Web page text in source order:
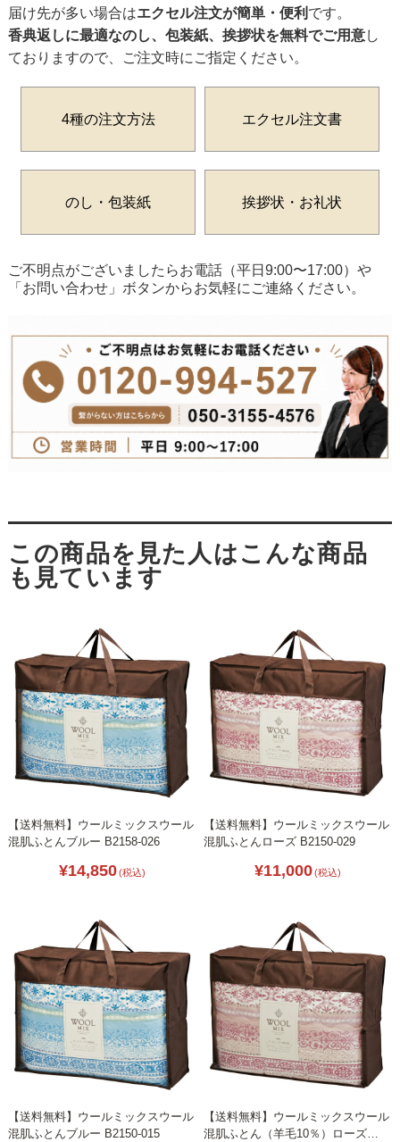
届け先が多い場合はエクセル注文が簡単・便利 です。
香典返しに最適なのし、包装紙、挨拶状を無料でご用意し
ておりますので、ご注文時にご指定ください。
4種の注文方法 エクセル注文書
のし・包装紙 挨拶状・お礼状
ご不明点がございましたらお電話（平日9:00〜17:00）や
「お問い合わせ」ボタンからお気軽にご連絡ください。
【送料無料】ウールミックスウール
混肌ふとんブルー B2158-026
¥14,850(税込)
【送料無料】ウールミックスウール
混肌ふとんローズ B2150-029
¥11,000(税込)
【送料無料】ウールミックスウール
混肌ふとんブルー B2150-015
【送料無料】ウールミックスウール
混肌ふとん（羊毛10％）ローズ